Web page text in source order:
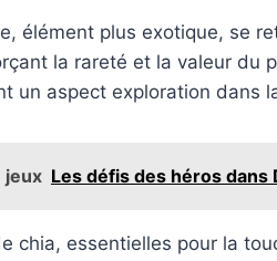
élément plus exotique, se
la rareté et la valeur du
un aspect exploration dans
jeux Les défis des héros dans
chia, essentielles pour la